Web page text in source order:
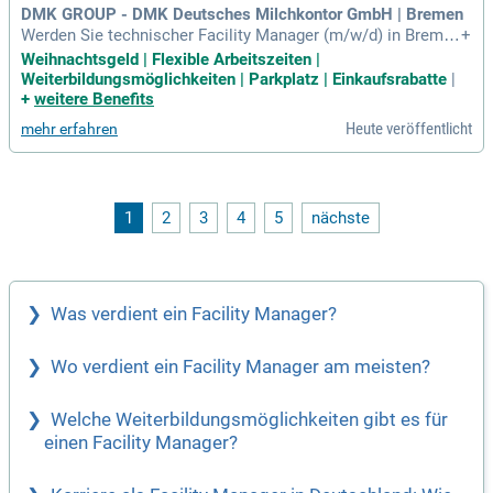
DMK GROUP - DMK Deutsches Milchkontor GmbH | Bremen
Werden Sie technischer Facility Manager (m/w/d) in Bremen
und übernehmen Sie die Verantwortung für die Gebäudetech
nik! In dieser Position steuern Sie Wartungen von elektrisch
en und technischen Anlagen von der Beauftragung bis zur N
g von Mängeln verantwortlich und überwachen das Gebäude
leitsystem. Ihre Expertise garantiert Sicherheit, während Sie
er, um eine reibungslose Zusammenarbeit sicherzustellen.
Bewerben Sie sich jetzt und gestalten Sie die Zukunft der Ge
+
Weihnachtsgeld | Flexible Arbeitszeiten |
Weiterbildungsmöglichkeiten | Parkplatz | Einkaufsrabatte |
+ weitere Benefits
mehr erfahren Heute veröffentlicht
1 2 3 4 5 nächste
Was verdient ein Facility Manager?
Wo verdient ein Facility Manager am meisten?
Welche Weiterbildungsmöglichkeiten gibt es für
einen Facility Manager?